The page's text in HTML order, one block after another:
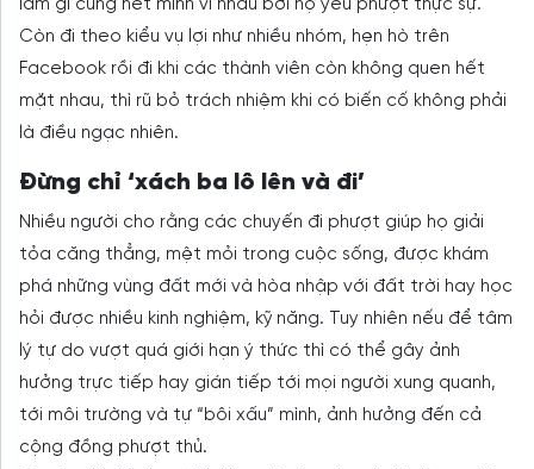
làm gì cũng hết mình vì nhau bởi họ yêu phượt thực sự.
Còn đi theo kiểu vụ lợi như nhiều nhóm, hẹn hò trên
Facebook rồi đi khi các thành viên còn không quen hết
mặt nhau, thì rũ bỏ trách nhiệm khi có biến cố không phải
là điều ngạc nhiên.
Đừng chỉ ‘xách ba lô lên và đi’
Nhiều người cho rằng các chuyến đi phượt giúp họ giải
tỏa căng thẳng, mệt mỏi trong cuộc sống, được khám
phá những vùng đất mới và hòa nhập với đất trời hay học
hỏi được nhiều kinh nghiệm, kỹ năng. Tuy nhiên nếu để tâm
lý tự do vượt quá giới hạn ý thức thì có thể gây ảnh
hưởng trực tiếp hay gián tiếp tới mọi người xung quanh,
tới môi trường và tự “bôi xấu” mình, ảnh hưởng đến cả
cộng đồng phượt thủ.